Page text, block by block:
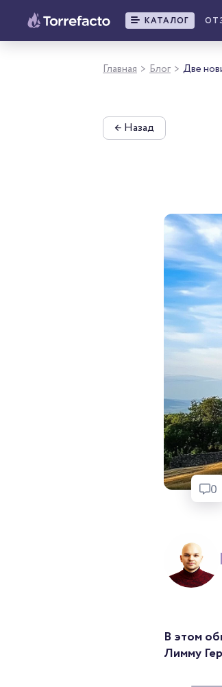
КАТАЛОГ
Главная > Блог > Две
← Назад
0
В этом
Лимму